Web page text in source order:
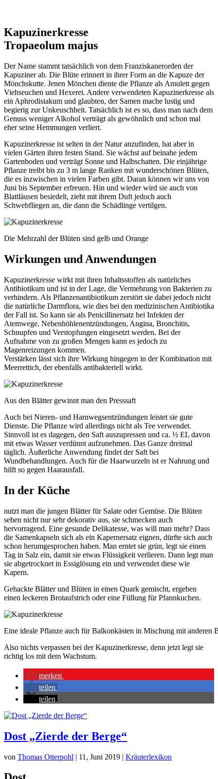
Kapuzinerkresse
Tropaeolum majus
Der Name stammt tatsächlich von dem Franziskanerorden der
Kapuziner ab. Die Blüte erinnert in ihrer Form an die Kapuze der
Mönchskutte. Jenen Mönchen diente die Pflanze als Amulett gegen
Viehseuchen und Hexerei. Andere verwendeten Kapuzinerkresse als
ein Aphrodisiakum und glaubten, der Samen mache lustig und
begierig zur Unkeuschheit. Tatsächlich ist es so, dass man nach dem
Genuss weniger Alkohol verträgt als gewöhnlich und schon mal
eher seine Hemmungen verliert.
Kapuzinerkresse ist selten in der Natur anzufinden, hat aber in
vielen Gärten ihren festen Stand. Sie wächst auf beinahe jedem
Gartenboden und verträgt Sonne und Halbschatten. Die einjährige
Pflanze treibt bis zu 3 m lange Ranken mit wunderschönen Blüten,
die es inzwischen in vielen Farben gibt. Daran können wir uns von
Juni bis September erfreuen. Hin und wieder wird sie auch von
Blattläusen besiedelt, zieht mit ihrem Duft jedoch auch
Schwebfliegen an, die dann die Schädlinge vertilgen.
Die Mehrzahl der Blüten sind gelb und Orange
Wirkungen und Anwendungen
Kapuzinerkresse wirkt mit ihren Inhaltsstoffen als natürliches
Antibiotikum und ist in der Lage, die Vermehrung von Bakterien zu
verhindern. Als Pflanzenantibiotikum zerstört sie dabei jedoch nicht
die natürliche Darmflora, wie dies bei den medizinischen Antibiotika
der Fall ist. So kann sie als Penicillinersatz bei Infekten der
Atemwege, Nebenhöhlenentzündungen, Angina, Bronchitis,
Schnupfen und Verstopfungen eingesetzt werden. Bei der
Aufnahme von zu großen Mengen kann es jedoch zu
Magenreizungen kommen.
Verstärken lässt sich ihre Wirkung hingegen in der Kombination mit
Meerrettich, der ebenfalls antibakteriell wirkt.
Aus den Blätter gewinnt man den Presssaft
Auch bei Nieren- und Harnwegsentzündungen leistet sie gute
Dienste. Die Pflanze wird allerdings nicht als Tee verwendet.
Sinnvoll ist es dagegen, den Saft auszupressen und ca. ½ EL davon
mit etwas Wasser verdünnt aufzunehmen. Das Ganze dreimal
täglich. Äußerliche Anwendung findet der Saft bei
Wundbehandlungen. Auch für die Haarwurzeln ist er Nahrung und
hilft so gegen Haarausfall.
In der Küche
nutzt man die jungen Blätter für Salate oder Gemüse. Die Blüten
sehen nicht nur sehr dekorativ aus, sie schmecken auch
hervorragend. Eine gesunde Delikatesse, was will man mehr? Dass
die Samenkapseln sich als ein Kapernersatz eignen, dürfte sich auch
schon herumgesprochen haben. Man erntet sie grün, legt sie einen
Tag in Salz ein, damit sie etwas Flüssigkeit verlieren. Dann legt man
sie abgetrocknet in Essiglösung ein und verwendet diese wie
Kapern.
Gehackte Blätter und Blüten in einen Quark gemischt, ergeben
einen leckeren Brotaufstrich oder eine Füllung für Pfannkuchen.
Eine ideale Pflanze auch für Balkonkästen in Mischung mit anderen
Also nichts verpassen bei der Kapuzinerkresse, denn jetzt legt sie
richtig los mit dem Wachstum.
merken
teilen
teilen
Dost „Zierde der Berge“
von Thomas Otterpohl | 11, Juni 2019 | Kräuterlexikon